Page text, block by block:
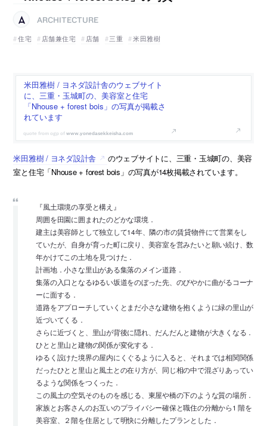
ARCHITECTURE
住宅
店舗兼住宅 店舗 三重 米田雅樹
米田雅樹 / ヨネダ設計舎のウェブサイト
に、三重・玉城町の、美容室と住宅
「Nhouse + forest bois」の写真が掲載さ
れています
www.yonedasekkeisha.com
米田雅樹 / ヨネダ設計舎
のウェブサイトに、三重・玉城町の、美容
室と住宅「Nhouse + forest bois」の写真が14枚掲載されています。
『風土環境の享受と構え』
周囲を田園に囲まれたのどかな環境．
建主は美容師として独立して14年、隣の市の賃貸物件にて営業をし
ていたが、自身が育った町に戻り、美容室を営みたいと願い続け、数
年かけてこの土地を見つけた．
計画地．小さな里山がある集落のメイン道路．
集落の入口となるゆるい坂道をのぼった先、のびやかに曲がるコーナ
ーに面する．
道路をアプローチしていくとまだ小さな建物を抱くように緑の里山が
近づいてくる．
さらに近づくと、里山が背後に隠れ、だんだんと建物が大きくなる．
ひとと里山と建物の関係が変化する．
ゆるく設けた境界の屋内にくぐるように入ると、それまでは相関関係
だったひとと里山と風土との在り方が、同じ相の中で混ざりあってい
るような関係をつくった．
この風土の空気そのものを感じる、東屋や橋の下のような質の場所．
家族とお客さんのお互いのプライバシー確保と職住の分離から1 階を
美容室、２階を住居として明快に分離したプランとした．